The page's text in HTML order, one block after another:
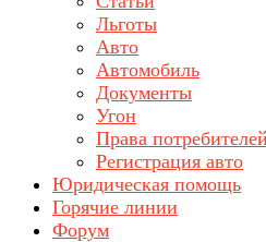
Льготы
Авто
Автомобиль
Документы
Угон
Права потребителей
Регистрация авто
Юридическая помощь
Горячие линии
Форум